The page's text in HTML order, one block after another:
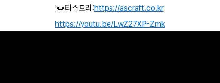
🌻티스토리:https://ascraft.co.kr
https://youtu.be/LwZ27XP-Zmk